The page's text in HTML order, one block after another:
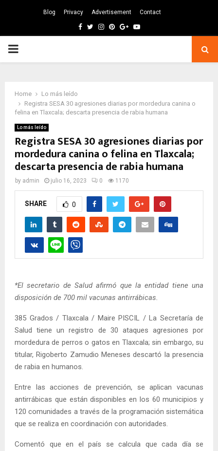
Blog Privacy Advertisement Contact
Facebook
TwitterInstagram
Pinterest
GoogleYoutube
PRIMARY
Home
Lo más leído
Registra SESA 30 agresiones diarias por mordedura canina o
felina en Tlaxcala; descarta presencia de rabia humana
Lo más leído
Registra SESA 30 agresiones diarias por
mordedura canina o felina en Tlaxcala;
descarta presencia de rabia humana
by admin julio 16, 2023 0 1170
SHARE 0
*El secretario de Salud afirmó que la entidad tiene una
disposición de 700 mil vacunas antirrábicas.
385 Grados / Tlaxcala / Maire PISCIL / La Secretaría de
Salud tiene un registro de 30 ataques agresiones por
mordedura de perros o gatos en Tlaxcala; sin embargo, su
titular, Rigoberto Zamudio Meneses descartó la presencia
de rabia en humanos.
Entre las acciones de prevención, se aplican vacunas
antirrábicas que están disponibles en los 60 municipios y
120 comunidades a través de la programación sistemática
que se realiza en coordinación con autoridades.
Comentó que en el país se calcula que cada día se